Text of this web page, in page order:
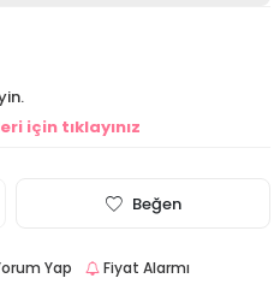
için tıklayınız
Beğen
Yap Fiyat Alarmı